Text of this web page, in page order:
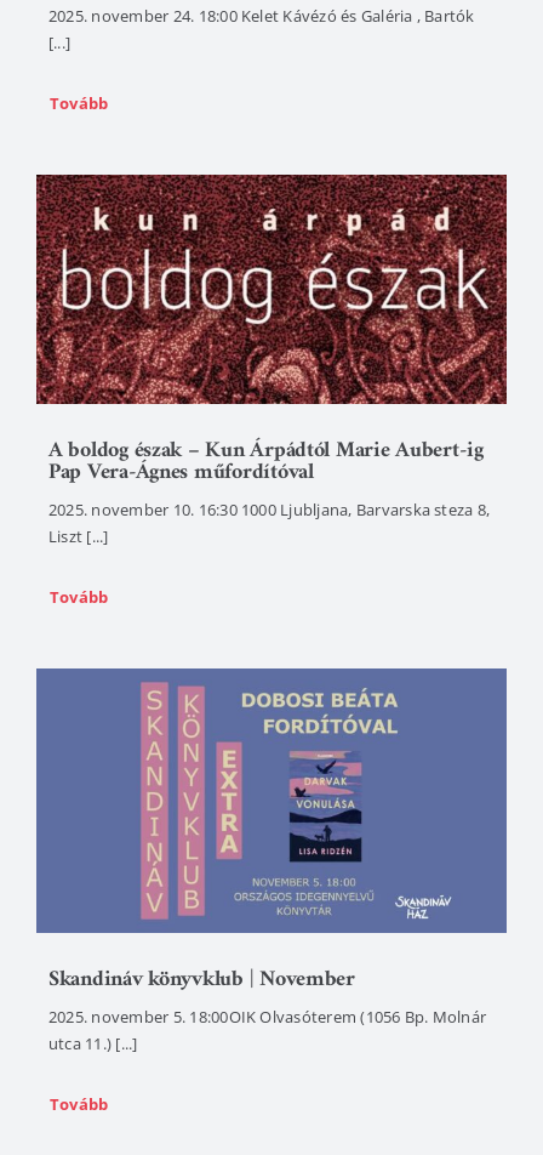
2025. november 24. 18:00 Kelet Kávézó és Galéria , Bartók
[...]
Tovább
A boldog észak – Kun Árpádtól Marie Aubert-ig
Pap Vera-Ágnes műfordítóval
2025. november 10. 16:30 1000 Ljubljana, Barvarska steza 8,
Liszt [...]
Tovább
Skandináv könyvklub | November
2025. november 5. 18:00OIK Olvasóterem (1056 Bp. Molnár
utca 11.) [...]
Tovább